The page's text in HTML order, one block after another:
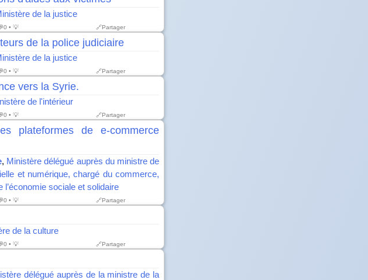
de la justice
• 💡 🔗Partager
de la police judiciaire
de la justice
• 💡 🔗Partager
vers la Syrie.
de l'intérieur
• 💡 🔗Partager
plateformes de e-commerce
, Ministère délégué auprès du ministre de
et numérique, chargé du commerce,
sociale et solidaire
• 💡 🔗Partager
de la culture
• 💡 🔗Partager
délégué auprès de la ministre de la